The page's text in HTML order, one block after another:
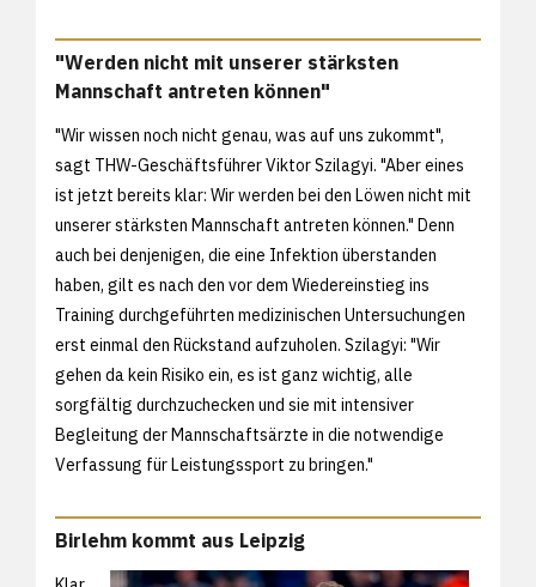
"Werden nicht mit unserer stärksten
Mannschaft antreten können"
"Wir wissen noch nicht genau, was auf uns zukommt",
sagt THW-Geschäftsführer Viktor Szilagyi. "Aber eines
ist jetzt bereits klar: Wir werden bei den Löwen nicht mit
unserer stärksten Mannschaft antreten können." Denn
auch bei denjenigen, die eine Infektion überstanden
haben, gilt es nach den vor dem Wiedereinstieg ins
Training durchgeführten medizinischen Untersuchungen
erst einmal den Rückstand aufzuholen. Szilagyi: "Wir
gehen da kein Risiko ein, es ist ganz wichtig, alle
sorgfältig durchzuchecken und sie mit intensiver
Begleitung der Mannschaftsärzte in die notwendige
Verfassung für Leistungssport zu bringen."
Birlehm kommt aus Leipzig